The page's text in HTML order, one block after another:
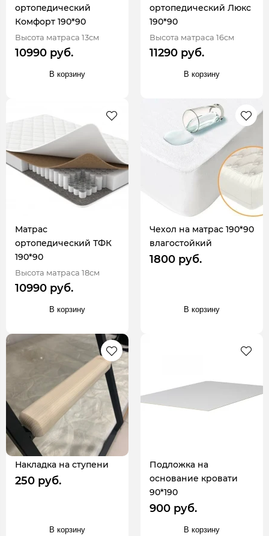
ортопедический
Комфорт 190*90
Высота матраса 13см
10990 руб.
В корзину
ортопедический Люкс
190*90
Высота матраса 16см
11290 руб.
В корзину
Матрас
ортопедический ТФК
190*90
Высота матраса 18см
10990 руб.
В корзину
Чехол на матрас 190*90
влагостойкий
1800 руб.
В корзину
Накладка на ступени
250 руб.
В корзину
Подложка на
основание кровати
90*190
900 руб.
В корзину